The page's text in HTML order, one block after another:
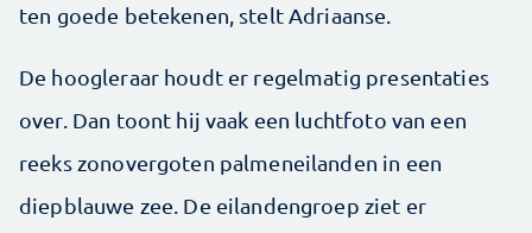
ten goede betekenen, stelt Adriaanse.
De hoogleraar houdt er regelmatig presentaties
over. Dan toont hij vaak een luchtfoto van een
reeks zonovergoten palmeneilanden in een
diepblauwe zee. De eilandengroep ziet er